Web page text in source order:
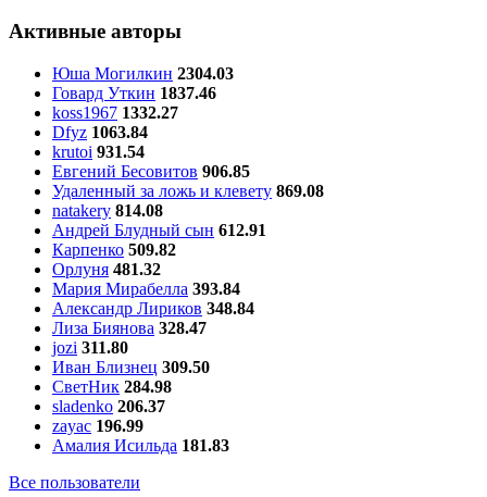
Активные авторы
Юша Могилкин 2304.03
Говард Уткин 1837.46
koss1967 1332.27
Dfyz 1063.84
krutoi 931.54
Евгений Бесовитов 906.85
Удаленный за ложь и клевету 869.08
natakery 814.08
Андрей Блудный сын 612.91
Карпенко 509.82
Орлуня 481.32
Мария Мирабелла 393.84
Александр Лириков 348.84
Лиза Биянова 328.47
jozi 311.80
Иван Близнец 309.50
СветНик 284.98
sladenko 206.37
zayac 196.99
Амалия Исильда 181.83
Все пользователи